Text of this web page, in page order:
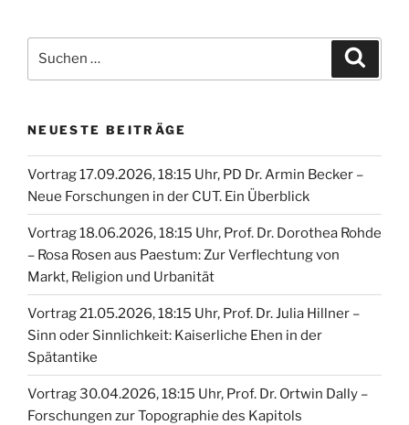
nach:
NEUESTE BEITRÄGE
Vortrag 17.09.2026, 18:15 Uhr, PD Dr. Armin Becker –
Neue Forschungen in der CUT. Ein Überblick
Vortrag 18.06.2026, 18:15 Uhr, Prof. Dr. Dorothea Rohde
– Rosa Rosen aus Paestum: Zur Verflechtung von
Markt, Religion und Urbanität
Vortrag 21.05.2026, 18:15 Uhr, Prof. Dr. Julia Hillner –
Sinn oder Sinnlichkeit: Kaiserliche Ehen in der
Spätantike
Vortrag 30.04.2026, 18:15 Uhr, Prof. Dr. Ortwin Dally –
Forschungen zur Topographie des Kapitols